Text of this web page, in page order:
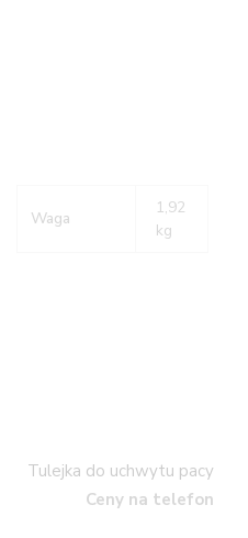
Waga
1,92
kg
Tulejka do uchwytu pacy
Ceny na telefon